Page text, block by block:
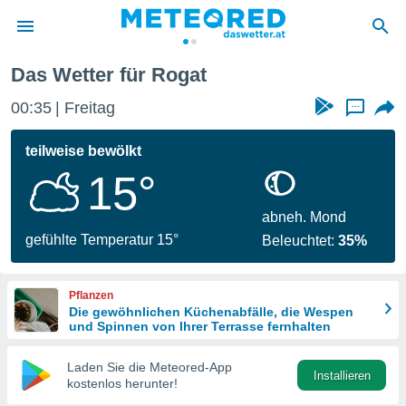
wurde
dass
sind.
diese
Das Wetter für Rogat
00:35 Freitag ...
teilweise bewölkt
15°
gefühlte Temperatur 15°
abneh. Mond
Beleuchtet:35%
Pflanzen
Die gewöhnlichen Küchenabfälle, die Wespen
und Spinnen von Ihrer Terrasse fernhalten
Laden Sie die Meteored-App
kostenlos herunter!
Installieren